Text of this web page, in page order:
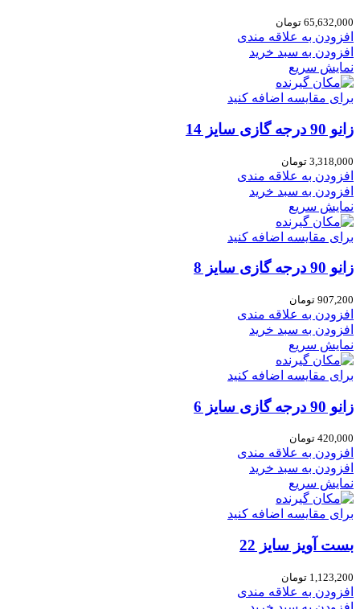
65,632,000 تومان
افزودن به علاقه مندی
افزودن به سبد خرید
نمایش سریع
برای مقایسه اضافه کنید
زانو 90 درجه گازی سایز 14
3,318,000 تومان
افزودن به علاقه مندی
افزودن به سبد خرید
نمایش سریع
برای مقایسه اضافه کنید
زانو 90 درجه گازی سایز 8
907,200 تومان
افزودن به علاقه مندی
افزودن به سبد خرید
نمایش سریع
برای مقایسه اضافه کنید
زانو 90 درجه گازی سایز 6
420,000 تومان
افزودن به علاقه مندی
افزودن به سبد خرید
نمایش سریع
برای مقایسه اضافه کنید
بست آویز سایز 22
1,123,200 تومان
افزودن به علاقه مندی